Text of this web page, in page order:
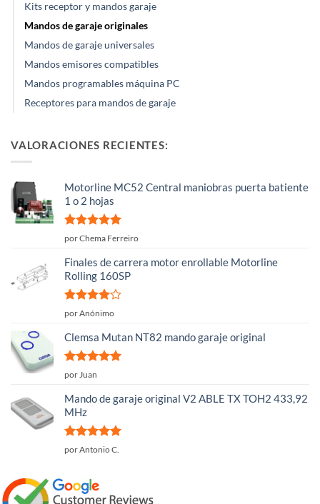
Kits receptor y mandos garaje
Mandos de garaje originales
Mandos de garaje universales
Mandos emisores compatibles
Mandos programables máquina PC
Receptores para mandos de garaje
VALORACIONES RECIENTES:
Motorline MC52 Central maniobras puerta batiente
1 o 2 hojas
Valorado
por Chema Ferreiro
Finales de carrera motor enrollable Motorline
Rolling 160SP
Valorado
5
por Anónimo
Clemsa Mutan NT82 mando garaje original
Valorado
por Juan
Mando de garaje original V2 ABLE TX TOH2 433,92
MHz
Valorado
por Antonio C.